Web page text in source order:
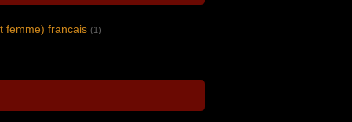
femme) francais (1)